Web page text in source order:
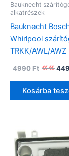
Bauknecht
alkatrészek
Bauknecht
Whirlpool
TRKK/AWL/AWZ
4990Ft
Kosárba